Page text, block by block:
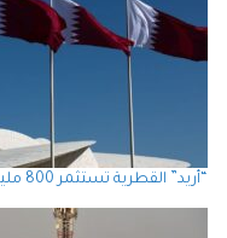
“أريد” القطرية تستثمر 800 مليون دولار في منصة للذكاء الاصطناعي